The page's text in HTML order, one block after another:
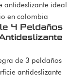
4 Peldaños